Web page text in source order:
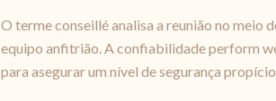
O terme conseillé analisa a reunião no
equipo anfitrião. A confiabilidade perform
para asegurar um nível de segurança